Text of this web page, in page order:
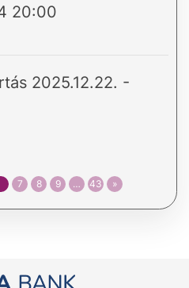
20:00
2025.12.22. -
7 8 9 … 43 »